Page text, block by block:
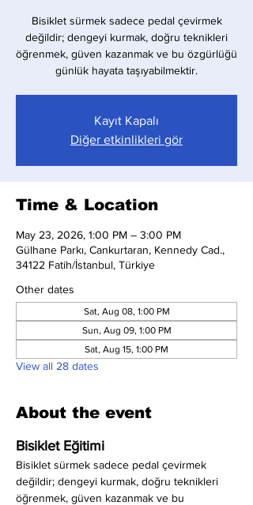
Bisiklet sürmek sadece pedal çevirmek
değildir; dengeyi kurmak, doğru teknikleri
öğrenmek, güven kazanmak ve bu özgürlüğü
günlük hayata taşıyabilmektir.
Kayıt Kapalı
Diğer etkinlikleri gör
Time & Location
May 23, 2026, 1:00 PM – 3:00 PM
Gülhane Parkı, Cankurtaran, Kennedy Cad.,
34122 Fatih/İstanbul, Türkiye
Other dates
Sat, Aug 08, 1:00 PM
Sun, Aug 09, 1:00 PM
Sat, Aug 15, 1:00 PM
View all 28 dates
About the event
Bisiklet Eğitimi
Bisiklet sürmek sadece pedal çevirmek
değildir; dengeyi kurmak, doğru teknikleri
öğrenmek, güven kazanmak ve bu